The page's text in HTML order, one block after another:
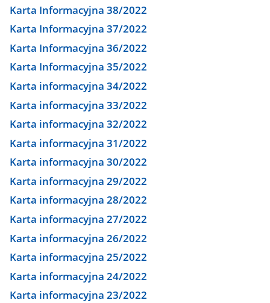
Karta Informacyjna 38/2022
Karta Informacyjna 37/2022
Karta Informacyjna 36/2022
Karta Informacyjna 35/2022
Karta informacyjna 34/2022
Karta informacyjna 33/2022
Karta informacyjna 32/2022
Karta informacyjna 31/2022
Karta informacyjna 30/2022
Karta informacyjna 29/2022
Karta informacyjna 28/2022
Karta informacyjna 27/2022
Karta informacyjna 26/2022
Karta informacyjna 25/2022
Karta informacyjna 24/2022
Karta informacyjna 23/2022